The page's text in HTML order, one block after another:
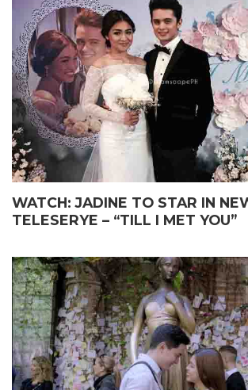
WATCH: JADINE TO STAR IN
TELESERYE – “TILL I MET YOU”